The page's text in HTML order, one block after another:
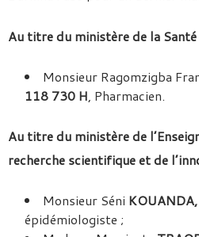
Au titre du ministère de la Santé
Monsieur Ragomzigba
118 730 H, Pharmacien.
Au titre du ministère de
recherche scientifique et de
Monsieur Séni
épidémiologiste ;